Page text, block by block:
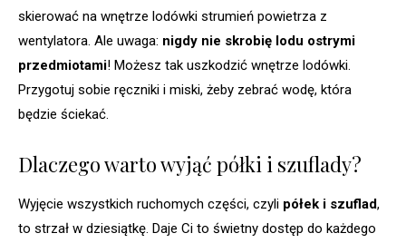
skierować na wnętrze lodówki strumień powietrza z
wentylatora. Ale uwaga: nigdy nie skrobię lodu ostrymi
przedmiotami! Możesz tak uszkodzić wnętrze lodówki.
Przygotuj sobie ręczniki i miski, żeby zebrać wodę, która
będzie ściekać.
Dlaczego warto wyjąć półki i szuflady?
Wyjęcie wszystkich ruchomych części, czyli półek i szuflad,
to strzał w dziesiątkę. Daje Ci to świetny dostęp do każdego